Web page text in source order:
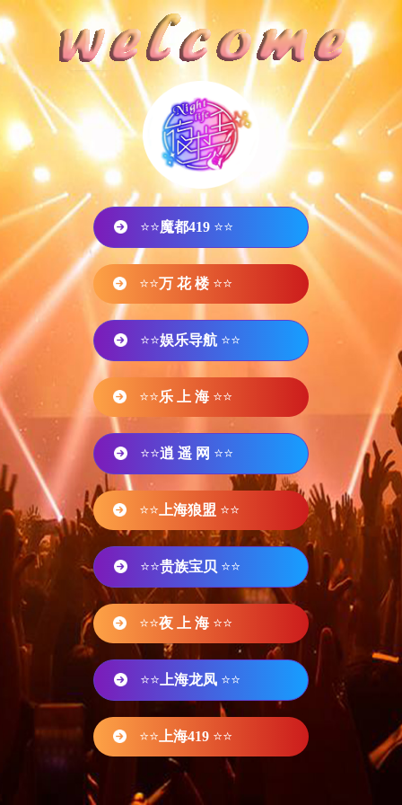
⭐⭐魔都419 ⭐⭐
⭐⭐万 花 楼 ⭐⭐
⭐⭐娱乐导航 ⭐⭐
⭐⭐乐 上 海 ⭐⭐
⭐⭐逍 遥 网 ⭐⭐
⭐⭐ 上海狼盟 ⭐⭐
⭐⭐贵族宝贝 ⭐⭐
⭐⭐夜 上 海 ⭐⭐
⭐⭐ 上海龙凤 ⭐⭐
⭐⭐ 上海419 ⭐⭐